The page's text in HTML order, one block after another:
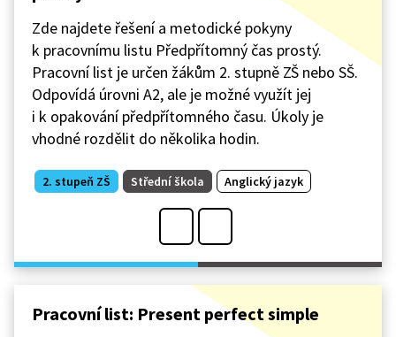
Zde najdete řešení a metodické pokyny
k pracovnímu listu Předpřítomný čas prostý.
Pracovní list je určen žákům 2. stupně ZŠ nebo SŠ.
Odpovídá úrovni A2, ale je možné využít jej
i k opakování předpřítomného času. Úkoly je
vhodné rozdělit do několika hodin.
2. stupeň ZŠ Střední škola Anglický jazyk
Pracovní list: Present perfect simple